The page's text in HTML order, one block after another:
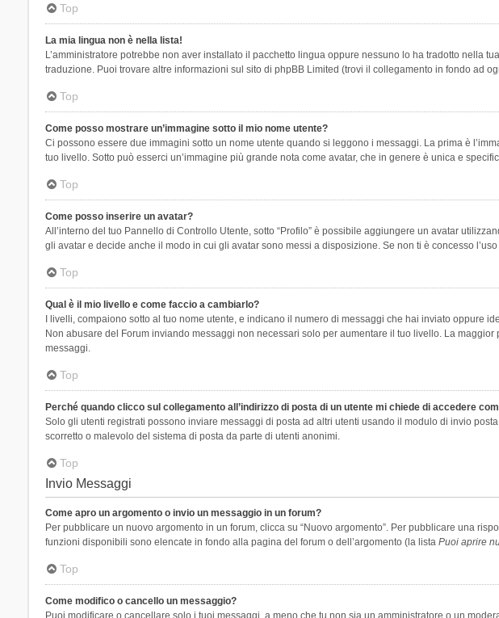
Top
La mia lingua non è nella lista!
L’amministratore potrebbe non aver installato il pacchetto lingua oppure nessuno lo ha tradotto nella
traduzione. Puoi trovare altre informazioni sul sito di phpBB Limited (trovi il collegamento in fondo ad
Top
Come posso mostrare un’immagine sotto il mio nome utente?
Ci possono essere due immagini sotto un nome utente quando si leggono i messaggi. La prima è
tuo livello. Sotto può esserci un’immagine più grande nota come avatar, che in genere è unica e
Top
Come posso inserire un avatar?
All’interno del tuo Pannello di Controllo Utente, sotto “Profilo” è possibile aggiungere un avatar
gli avatar e decide anche il modo in cui gli avatar sono messi a disposizione. Se non ti è concesso
Top
Qual è il mio livello e come faccio a cambiarlo?
I livelli, compaiono sotto al tuo nome utente, e indicano il numero di messaggi che hai inviato oppure
Non abusare del Forum inviando messaggi non necessari solo per aumentare il tuo livello. La
messaggi.
Top
Perché quando clicco sul collegamento all’indirizzo di posta di un utente mi chiede di accedere
Solo gli utenti registrati possono inviare messaggi di posta ad altri utenti usando il modulo di invio
scorretto o malevolo del sistema di posta da parte di utenti anonimi.
Top
Invio Messaggi
Come apro un argomento o invio un messaggio in un forum?
Per pubblicare un nuovo argomento in un forum, clicca su “Nuovo argomento”. Per pubblicare una
funzioni disponibili sono elencate in fondo alla pagina del forum o dell’argomento (la lista Puoi aprire
Top
Come modifico o cancello un messaggio?
Puoi modificare o cancellare solo i tuoi messaggi, a meno che tu non sia un amministratore o un